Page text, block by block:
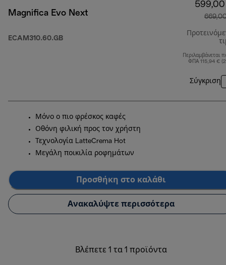
Magnifica Evo Next
ECAM310.60.GB
Περιλαμβάνεται
ΦΠΑ 115,94 €
Σύγκριση
Μόνο ο πιο φρέσκος καφές
Οθόνη φιλική προς τον χρήστη
Τεχνολογία LatteCrema Hot
Μεγάλη ποικιλία ροφημάτων
Προσθήκη στο καλάθι
Ανακαλύψτε περισσότερα
Βλέπετε 1 τα 1 προϊόντα